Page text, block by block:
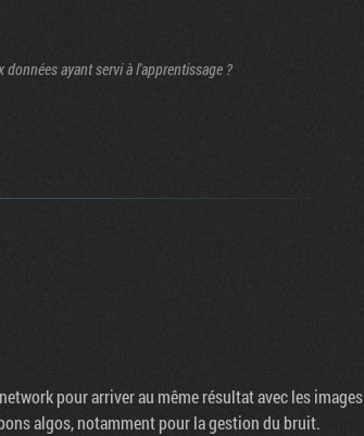
ayant servi à l'apprentissage ?
pour arriver au même résultat avec les images
algos, notamment pour la gestion du bruit.